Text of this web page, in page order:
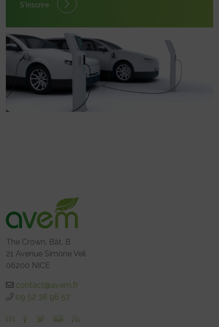
S'inscrire
The Crown, Bât. B
21 Avenue Simone Veil
06200 NICE
contact@avem.fr
09 52 38 98 57